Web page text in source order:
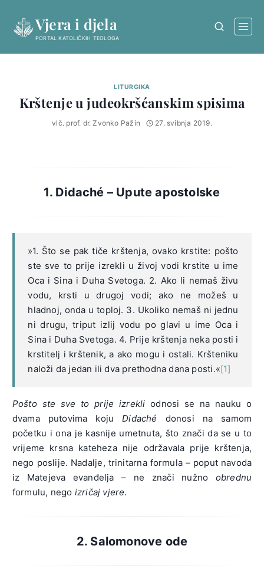
content
Vjera i djela
PORTAL KATOLIČKIH TEOLOGA
LITURGIKA
Krštenje u judeokršćanskim spisima
vlč. prof. dr. Zvonko Pažin 27. svibnja 2019.
1. Didaché – Upute apostolske
»1. Što se pak tiče krštenja, ovako krstite: pošto
ste sve to prije izrekli u živoj vodi krstite u ime
Oca i Sina i Duha Svetoga. 2. Ako li nemaš živu
vodu, krsti u drugoj vodi; ako ne možeš u
hladnoj, onda u toploj. 3. Ukoliko nemaš ni jednu
ni drugu, triput izlij vodu po glavi u ime Oca i
Sina i Duha Svetoga. 4. Prije krštenja neka posti i
krstitelj i krštenik, a ako mogu i ostali. Kršteniku
naloži da jedan ili dva prethodna dana posti.«[1]
Pošto ste sve to prije izrekliodnosi se na nauku o
dvama putovima kojuDidaché donosi na samom
početku i ona je kasnije umetnuta, što znači da se u to
vrijeme krsna kateheza nije održavala prije krštenja,
nego poslije. Nadalje, trinitarna formula – poput navoda
iz Matejeva evanđelja – ne znači nužno obrednu
formulu, nego izričaj vjere.
2. Salomonove ode